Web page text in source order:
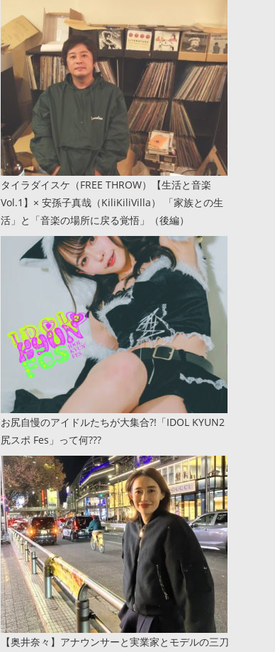
タイラダイスケ（FREE THROW）【生活と音楽
Vol.1】× 安孫子真哉（KiliKiliVilla） 「家族との生
活」と「音楽の場所に戻る覚悟」（後編）
お尻自慢のアイドルたちが大集合?!「IDOL KYUN2
尻スポ Fes」って何???
【奥井奈々】アナウンサーと実業家とモデルの三刀